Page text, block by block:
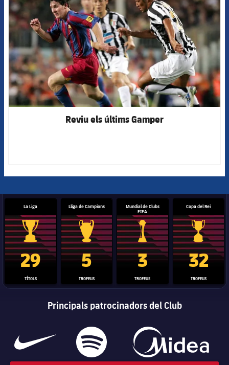
Reviu els últims Gamper
La Liga
Trofeu de la Liga
29
TÍTOLS
Lliga de Campions
Trofeu de la Lliga de Campions
5
TROFEUS
Mundial de Clubs
FIFA
Trofeu del Mundial de Clubs
3
TROFEUS
Copa del Rei
Copa del
32
TROFEUS
Principals patrocinadors del Club